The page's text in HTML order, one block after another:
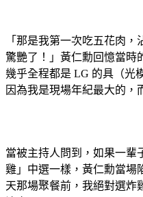
「那是我第一次吃五花肉
驚艷了！」黃仁勳回憶當時
幾乎全程都是 LG 的具（光
因為我是現場年紀最大的，
當被主持人問到，如果一輩
雞」中選一樣，黃仁勳當場
天那場聚餐前，我絕對選炸